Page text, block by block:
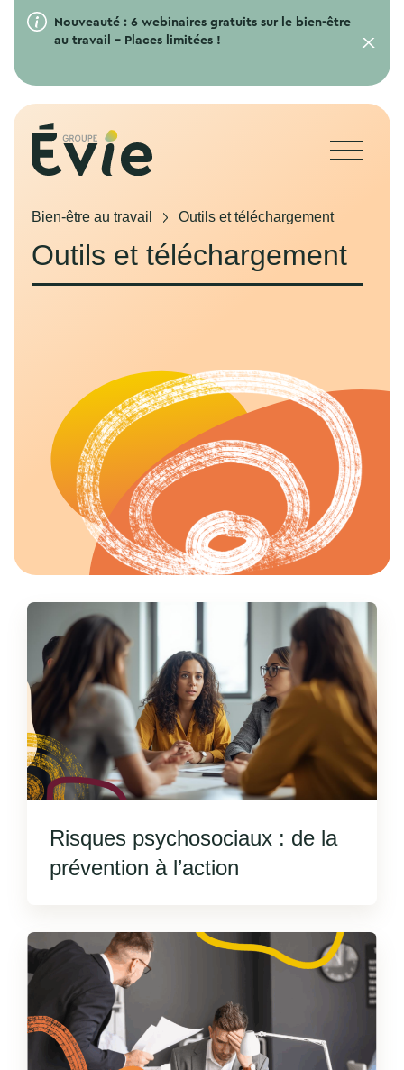
Nouveauté : 6 webinaires gratuits sur le bien-être
au travail – Places limitées !
Bien-être au travail Outils et téléchargement
Outils et téléchargement
Risques psychosociaux : de la
prévention à l’action